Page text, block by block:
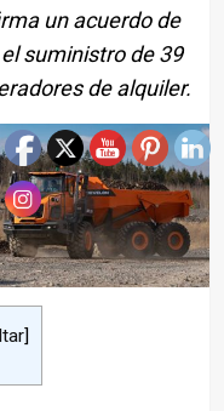
un acuerdo de
suministro de 39
de alquiler.
]